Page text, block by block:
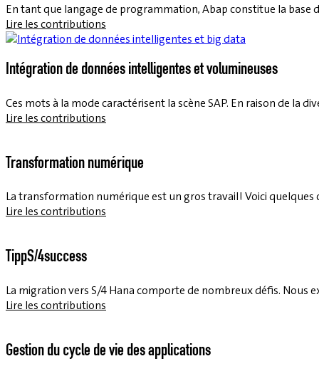
En tant que langage de programmation, Abap constitue la base
Lire les contributions
Intégration de données intelligentes et volumineuses
Ces mots à la mode caractérisent la scène SAP. En raison de la
Lire les contributions
Transformation numérique
La transformation numérique est un gros travail ! Voici
Lire les contributions
TippS/4success
La migration vers S/4 Hana comporte de nombreux défis.
Lire les contributions
Gestion du cycle de vie des applications